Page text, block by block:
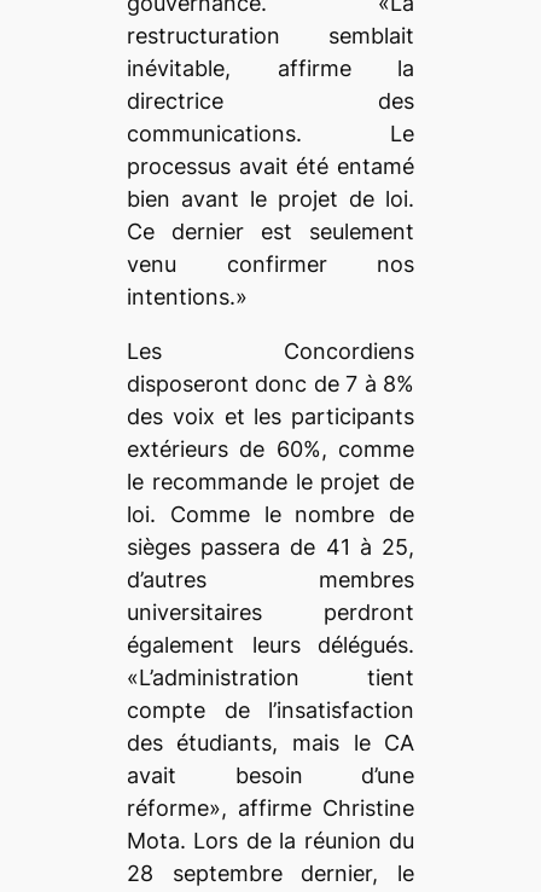
restructuration semblait
inévitable, affirme la
directrice des
communications. Le
processus avait été entamé
bien avant le projet de loi.
Ce dernier est seulement
venu confirmer nos
intentions.»
Les Concordiens
disposeront donc de 7 à 8%
des voix et les participants
extérieurs de 60%, comme
le recommande le projet de
loi. Comme le nombre de
sièges passera de 41 à 25,
d’autres membres
universitaires perdront
également leurs délégués.
«L’administration tient
compte de l’insatisfaction
des étudiants, mais le CA
avait besoin d’une
réforme», affirme Christine
Mota. Lors de la réunion du
28 septembre dernier, le